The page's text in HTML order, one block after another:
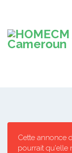
Cette annonce
pourrait qu'elle